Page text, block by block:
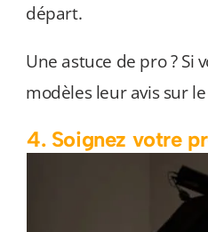
départ.
Une astuce de pro ? Si
modèles leur avis sur
4. Soignez votre